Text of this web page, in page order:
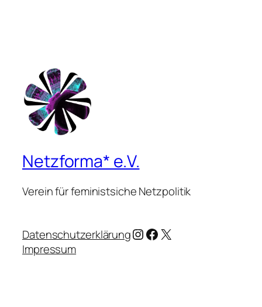
Netzforma* e.V.
Verein für feministsiche Netzpolitik
Datenschutzerklärung
Impressum
Instagram
Facebook
X